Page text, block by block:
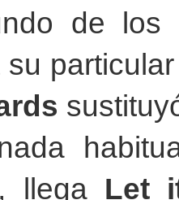
de
su
llega Let